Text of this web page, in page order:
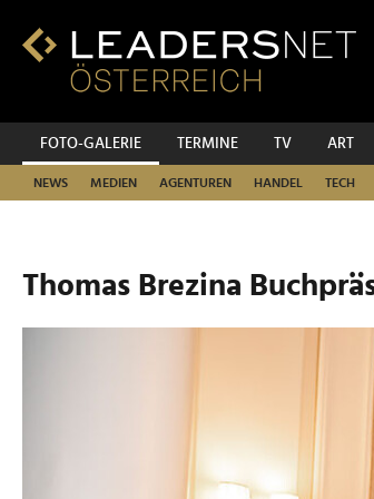
Inhalt
Fußzeilen-
Hauptnavigation
FOTO-GALERIE TERMINE TV ART
NEWS MEDIEN AGENTUREN HANDEL TECH
Thomas Brezina